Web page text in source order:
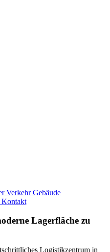
Verkehr Gebäude
Kontakt
Lagerfläche zu
Logistikzentrum in